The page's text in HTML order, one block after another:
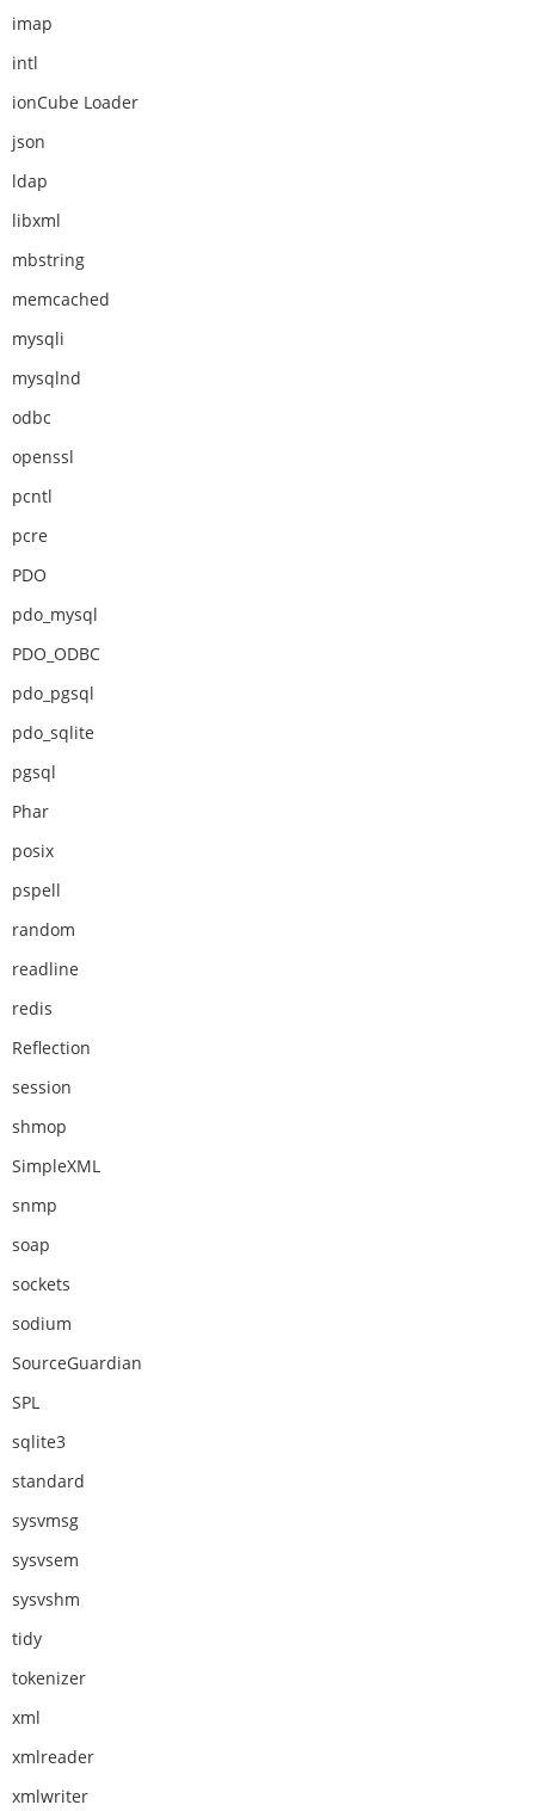
imap
intl
ionCube Loader
json
ldap
libxml
mbstring
memcached
mysqli
mysqlnd
odbc
openssl
pcntl
pcre
PDO
pdo_mysql
PDO_ODBC
pdo_pgsql
pdo_sqlite
pgsql
Phar
posix
pspell
random
readline
redis
Reflection
session
shmop
SimpleXML
snmp
soap
sockets
sodium
SourceGuardian
SPL
sqlite3
standard
sysvmsg
sysvsem
sysvshm
tidy
tokenizer
xml
xmlreader
xmlwriter